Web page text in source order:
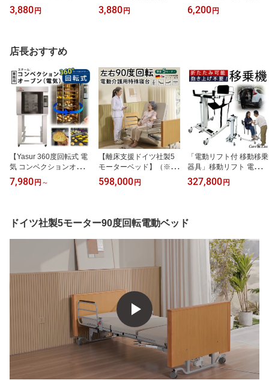
テンフリーもちもち野菜
スイーツパン 全10種】
じゃがいも とうもろこし
栗 柿 玉ねぎ にんにく 長
ねぎ 唐辛子 野菜 SNS P
OPUPストア
3,880円
人気！ジョンナンミミョ
ンガ グルテンフリーもち
ゃがいも とうもろこし
栗 柿 玉ねぎ にんにく 長
ねぎ 唐辛子
3,880円
で大人気！ジョンナンミ
ミョンガ グルテンフリー
にく 長ねぎ SNS
6,200円
店長おすすめ
【Yasur 360度回転式 電
気 コンベクションオーブ
ン】正規代理店 独占販売
業務用電気コンベクショ
機能付き パン焼き機 三
相200V 外カリ中もち パ
ン ベーカリー 焼菓子 タ
ッチパネル式 6段ラック
10段ラック（トレー別
7,980円 ～
【離床支援ドイツ社製5
モーターベッド】（※改
良モデル）TAISコード取
得済 ドイツ 電動ベッド
リ 介護 リハビリテーシ
ョン 設置費込
598,000円
「電動リフト付 移動移乗
器具」移動リフト 電動介
護リフト 抱き上げ不要
らくらく移乗電動リフト
のボタン閉めるだけ簡単
能】【厚生労働省 TAIS：
02128-000003】
327,800円
ドイツ社製5モーター90度回転電動ベッド